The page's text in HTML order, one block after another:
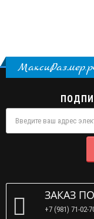
ЗАКАЗ
+7 (981) 71-02-